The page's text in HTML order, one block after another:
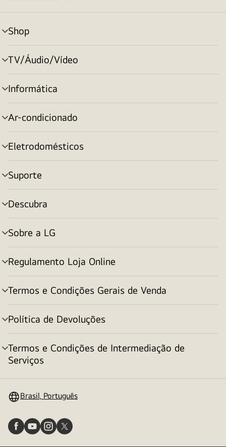
Shop
alternar
menu
TV/Áudio/Vídeo
alternar
menu
Informática
alternar
menu
Ar-condicionado
alternar
menu
Eletrodomésticos
alternar
menu
Suporte
alternar
menu
Descubra
alternar
menu
Sobre a LG
alternar
menu
Regulamento Loja Online
alternar
menu
Termos e Condições Gerais de Venda
alternar
menu
Política de Devoluções
alternar
menu
Termos e Condições de Intermediação de
Serviços
alternar
Brasil, Português